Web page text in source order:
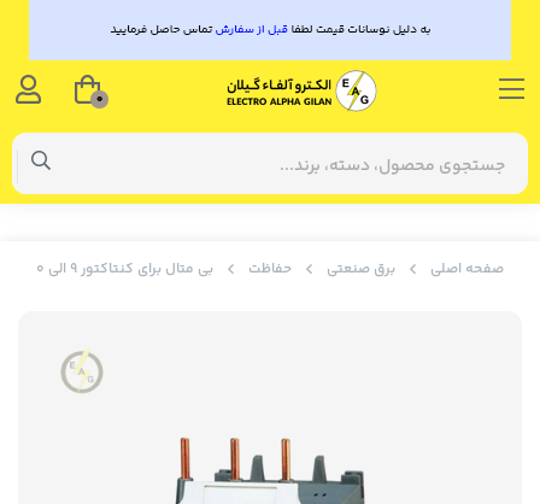
صفحه اصلی برق صنعتی حفاظت بی متال برای کنتاکتور 9 الی 40 آمپر LS تنظیم جریان 7 تا 10 مدل MT-32/3H - 7~10
0